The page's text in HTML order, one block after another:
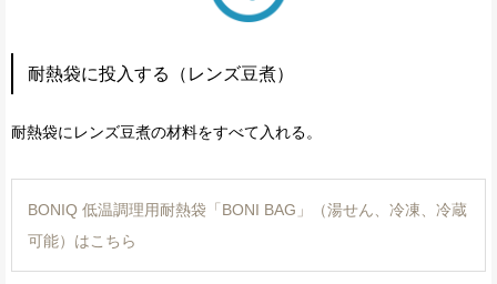
耐熱袋に投入する（レンズ豆煮）
耐熱袋にレンズ豆煮の材料をすべて入れる。
BONIQ 低温調理用耐熱袋「BONI BAG」（湯せん、冷凍、冷蔵
可能）はこちら